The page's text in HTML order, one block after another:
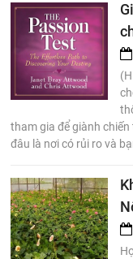
tham gia để giành
đâu là nơi có rủi ro và